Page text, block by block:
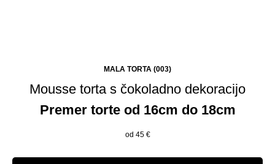
MALA TORTA (003)
Mousse torta s čokoladno dekoracijo
Premer torte od 16cm do 18cm
od 45 €